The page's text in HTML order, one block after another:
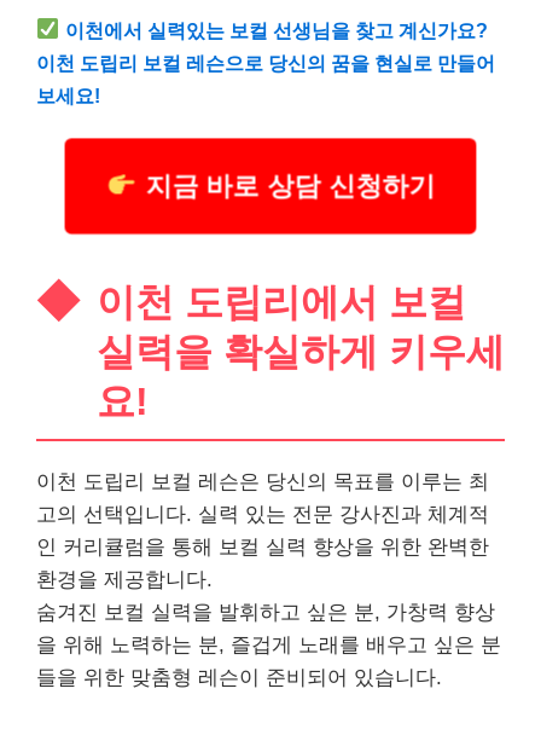
이천에서 실력있는 보컬 선생님을 찾고 계신가요?
이천 도립리 보컬 레슨으로 당신의 꿈을 현실로 만들어
보세요!
지금 바로 상담 신청하기
이천 도립리에서 보컬
실력을 확실하게 키우세
요!
이천 도립리 보컬 레슨은 당신의 목표를 이루는 최
고의 선택입니다. 실력 있는 전문 강사진과 체계적
인 커리큘럼을 통해 보컬 실력 향상을 위한 완벽한
환경을 제공합니다.
숨겨진 보컬 실력을 발휘하고 싶은 분, 가창력 향상
을 위해 노력하는 분, 즐겁게 노래를 배우고 싶은 분
들을 위한 맞춤형 레슨이 준비되어 있습니다.